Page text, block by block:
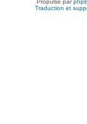
Propulsé par
Traduction et